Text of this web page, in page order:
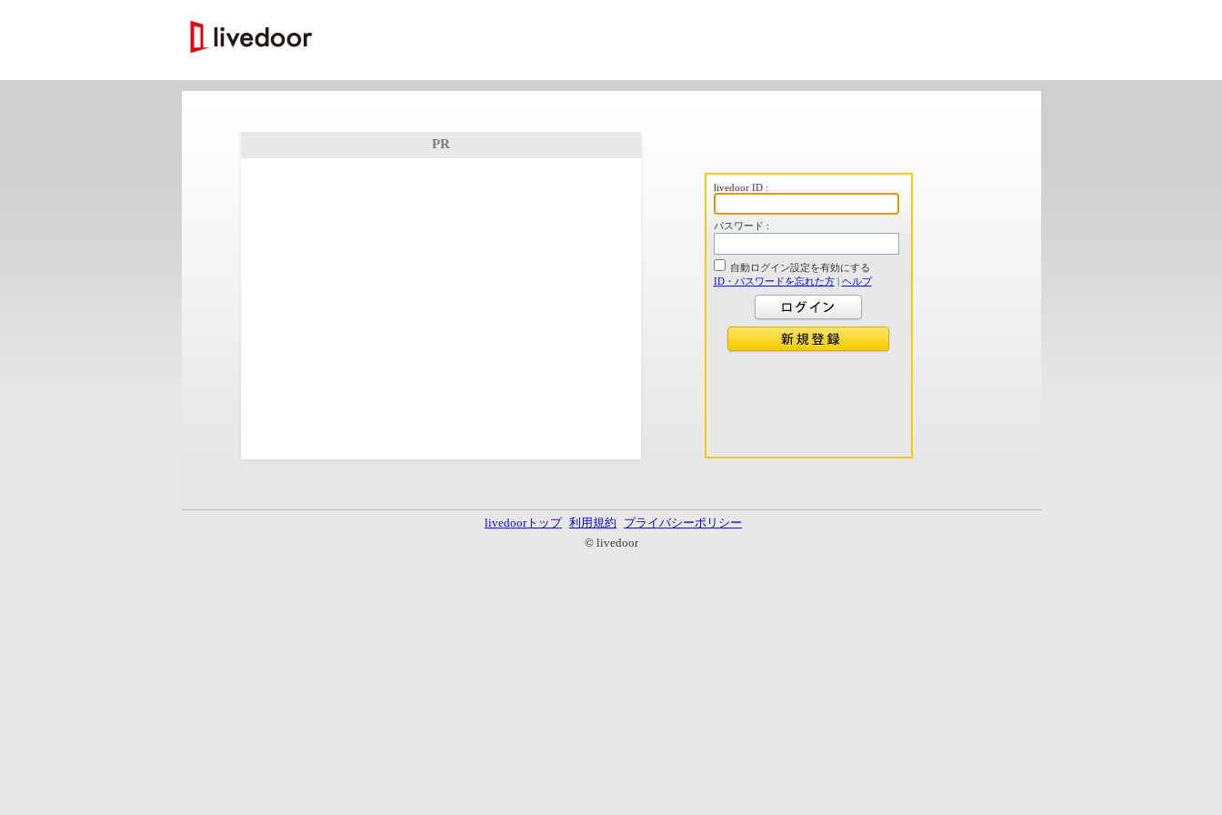
PR
livedoor ID :
パスワード :
自動ログイン設定を有効にする
ID・パスワードを忘れた方| ヘルプ
livedoorトップ 利用規約
プライバシーポリシー
© livedoor